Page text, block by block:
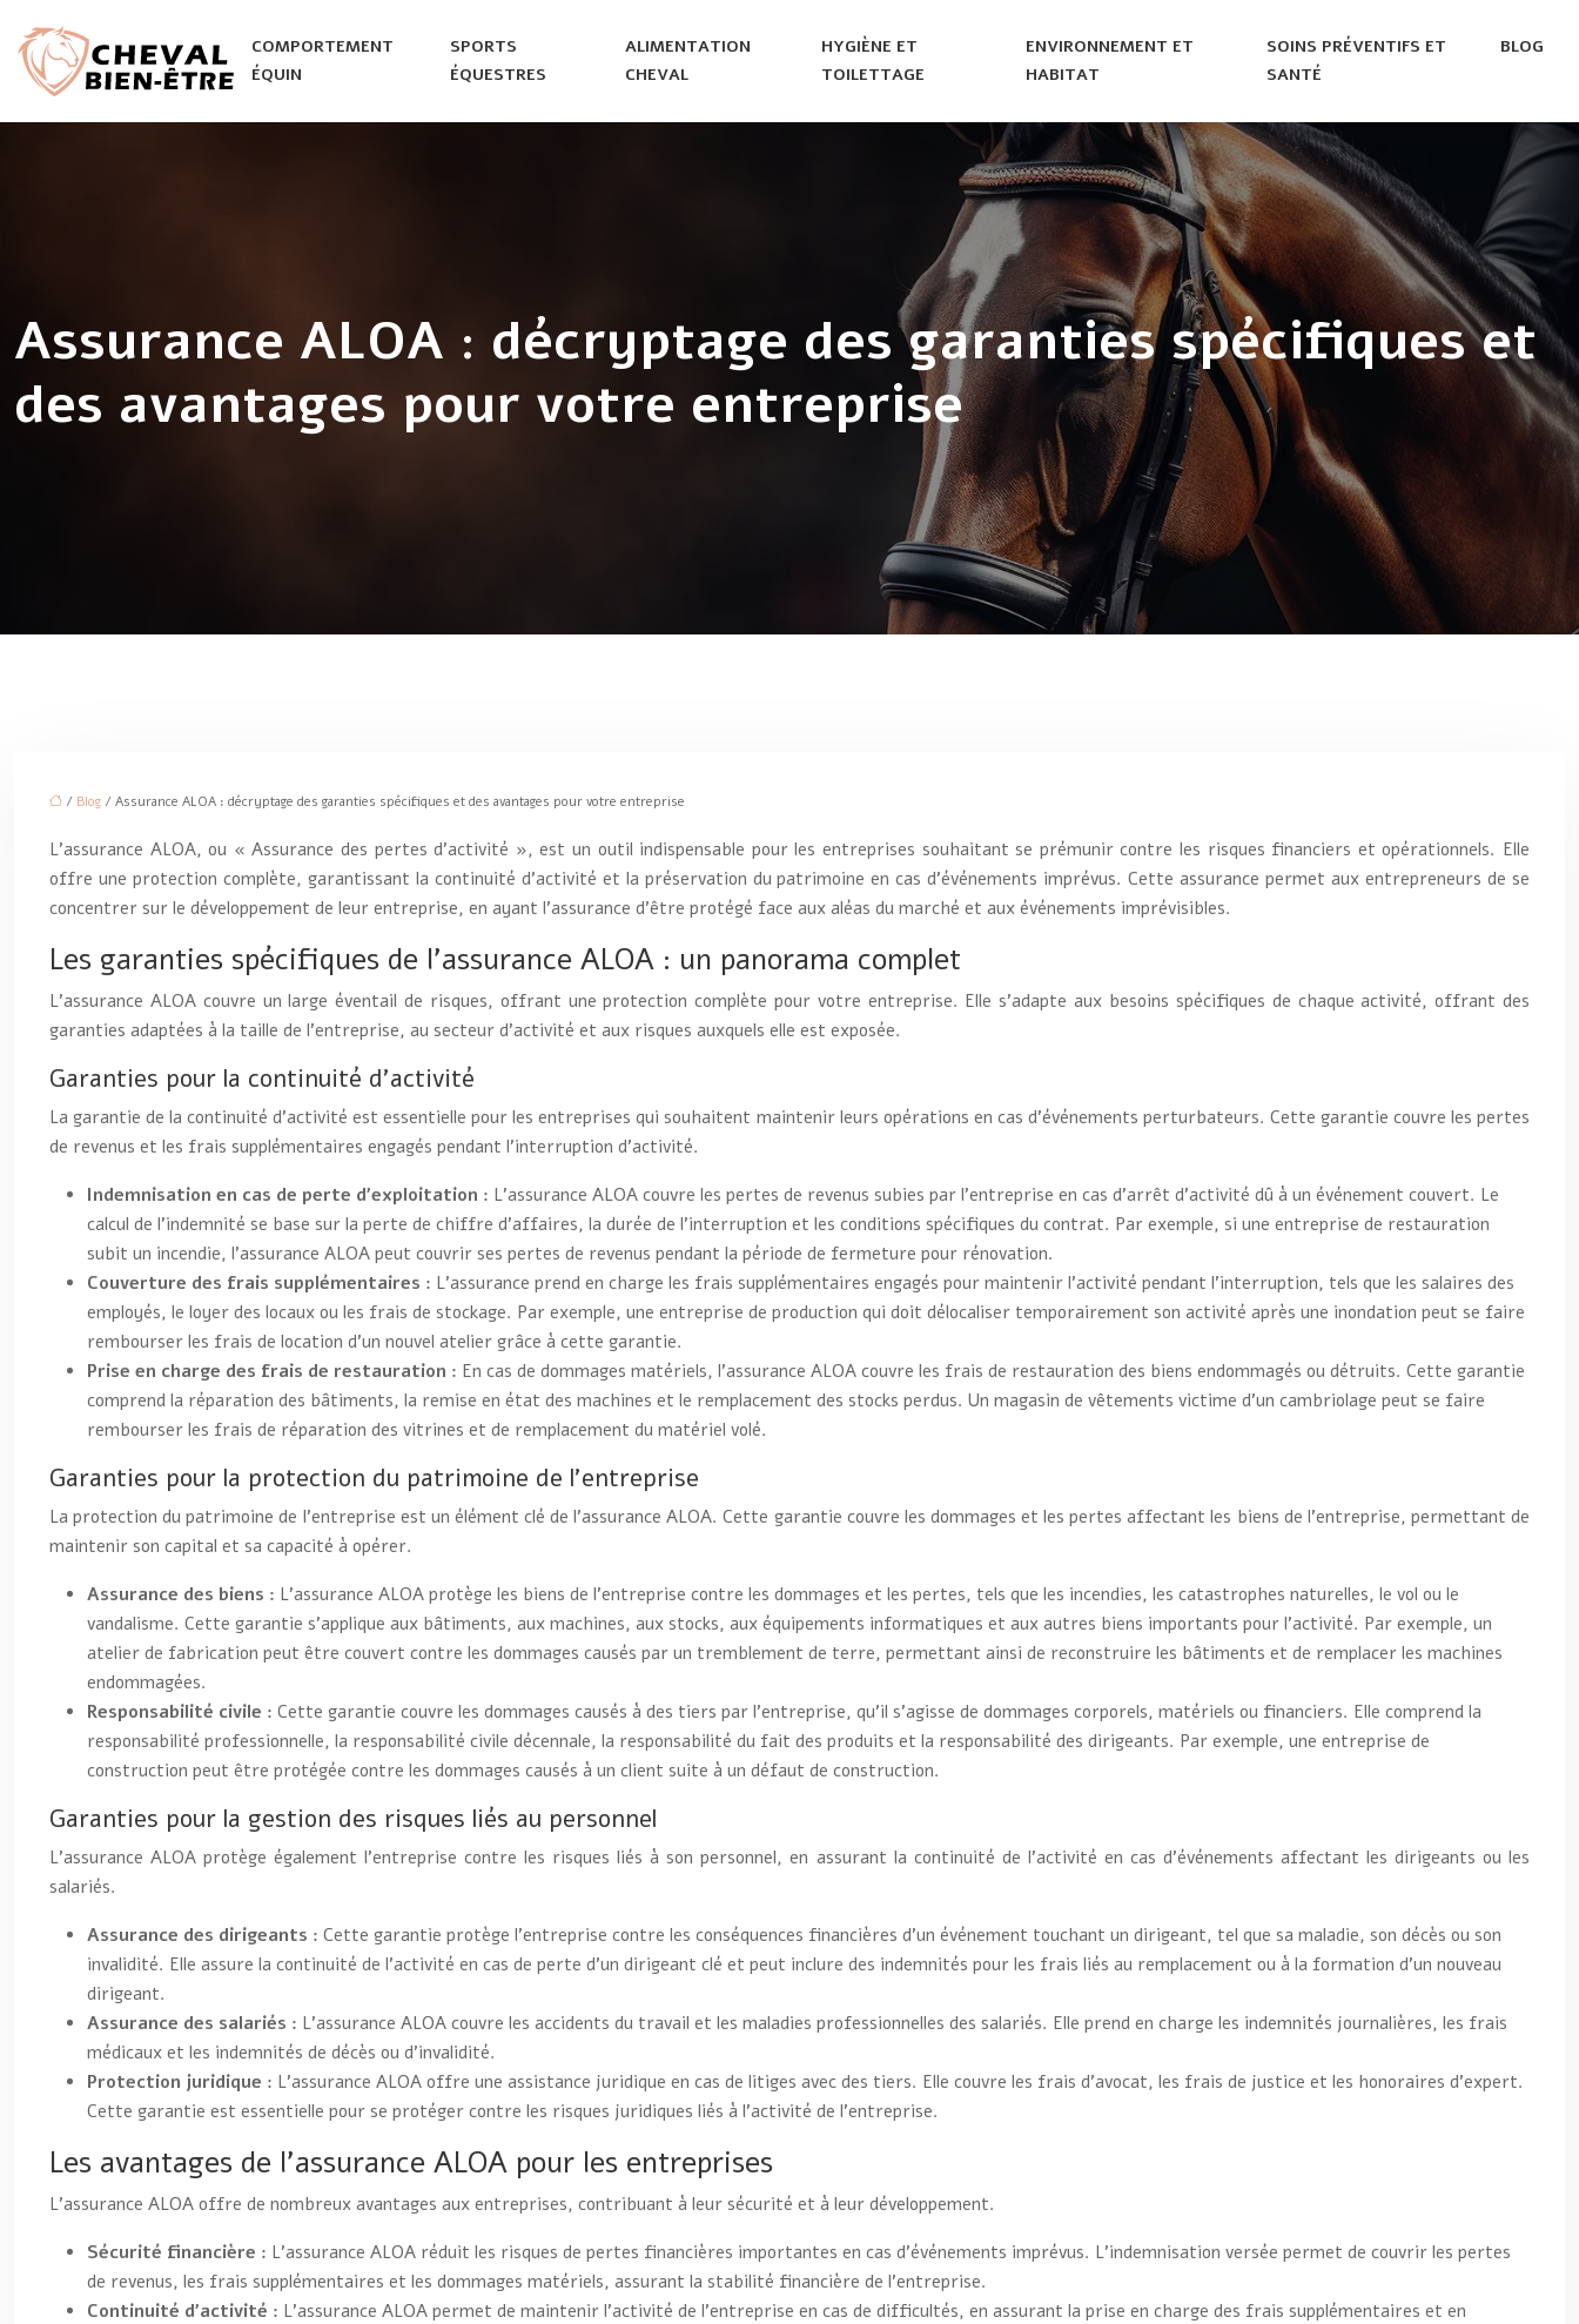
COMPORTEMENT
ÉQUIN
SPORTS
ÉQUESTRES
ALIMENTATION
CHEVAL
HYGIÈNE ET
TOILETTAGE
ENVIRONNEMENT ET
HABITAT
SOINS PRÉVENTIFS ET
SANTÉ
BLOG
Assurance ALOA : décryptage des garanties spécifiques et
des avantages pour votre entreprise
/ Blog / Assurance ALOA : décryptage des garanties spécifiques et des avantages pour votre entreprise
L’assurance ALOA, ou « Assurance des pertes d’activité », est un outil indispensable pour les entreprises souhaitant se prémunir contre les risques financiers et opérationnels. Elle
offre une protection complète, garantissant la continuité d’activité et la préservation du patrimoine en cas d’événements imprévus. Cette assurance permet aux entrepreneurs de se
concentrer sur le développement de leur entreprise, en ayant l’assurance d’être protégé face aux aléas du marché et aux événements imprévisibles.
Les garanties spécifiques de l’assurance ALOA : un panorama complet
L’assurance ALOA couvre un large éventail de risques, offrant une protection complète pour votre entreprise. Elle s’adapte aux besoins spécifiques de chaque activité, offrant des
garanties adaptées à la taille de l’entreprise, au secteur d’activité et aux risques auxquels elle est exposée.
Garanties pour la continuité d’activité
La garantie de la continuité d’activité est essentielle pour les entreprises qui souhaitent maintenir leurs opérations en cas d’événements perturbateurs. Cette garantie couvre les pertes
de revenus et les frais supplémentaires engagés pendant l’interruption d’activité.
Indemnisation en cas de perte d’exploitation : L’assurance ALOA couvre les pertes de revenus subies par l’entreprise en cas d’arrêt d’activité dû à un événement couvert. Le
calcul de l’indemnité se base sur la perte de chiffre d’affaires, la durée de l’interruption et les conditions spécifiques du contrat. Par exemple, si une entreprise de restauration
subit un incendie, l’assurance ALOA peut couvrir ses pertes de revenus pendant la période de fermeture pour rénovation.
Couverture des frais supplémentaires : L’assurance prend en charge les frais supplémentaires engagés pour maintenir l’activité pendant l’interruption, tels que les salaires des
employés, le loyer des locaux ou les frais de stockage. Par exemple, une entreprise de production qui doit délocaliser temporairement son activité après une inondation peut se faire
rembourser les frais de location d’un nouvel atelier grâce à cette garantie.
Prise en charge des frais de restauration : En cas de dommages matériels, l’assurance ALOA couvre les frais de restauration des biens endommagés ou détruits. Cette garantie
comprend la réparation des bâtiments, la remise en état des machines et le remplacement des stocks perdus. Un magasin de vêtements victime d’un cambriolage peut se faire
rembourser les frais de réparation des vitrines et de remplacement du matériel volé.
Garanties pour la protection du patrimoine de l’entreprise
La protection du patrimoine de l’entreprise est un élément clé de l’assurance ALOA. Cette garantie couvre les dommages et les pertes affectant les biens de l’entreprise, permettant de
maintenir son capital et sa capacité à opérer.
Assurance des biens : L’assurance ALOA protège les biens de l’entreprise contre les dommages et les pertes, tels que les incendies, les catastrophes naturelles, le vol ou le
vandalisme. Cette garantie s’applique aux bâtiments, aux machines, aux stocks, aux équipements informatiques et aux autres biens importants pour l’activité. Par exemple, un
atelier de fabrication peut être couvert contre les dommages causés par un tremblement de terre, permettant ainsi de reconstruire les bâtiments et de remplacer les machines
endommagées.
Responsabilité civile : Cette garantie couvre les dommages causés à des tiers par l’entreprise, qu’il s’agisse de dommages corporels, matériels ou financiers. Elle comprend la
responsabilité professionnelle, la responsabilité civile décennale, la responsabilité du fait des produits et la responsabilité des dirigeants. Par exemple, une entreprise de
construction peut être protégée contre les dommages causés à un client suite à un défaut de construction.
Garanties pour la gestion des risques liés au personnel
L’assurance ALOA protège également l’entreprise contre les risques liés à son personnel, en assurant la continuité de l’activité en cas d’événements affectant les dirigeants ou les
salariés.
Assurance des dirigeants : Cette garantie protège l’entreprise contre les conséquences financières d’un événement touchant un dirigeant, tel que sa maladie, son décès ou son
invalidité. Elle assure la continuité de l’activité en cas de perte d’un dirigeant clé et peut inclure des indemnités pour les frais liés au remplacement ou à la formation d’un nouveau
dirigeant.
Assurance des salariés : L’assurance ALOA couvre les accidents du travail et les maladies professionnelles des salariés. Elle prend en charge les indemnités journalières, les frais
médicaux et les indemnités de décès ou d’invalidité.
Protection juridique : L’assurance ALOA offre une assistance juridique en cas de litiges avec des tiers. Elle couvre les frais d’avocat, les frais de justice et les honoraires d’expert.
Cette garantie est essentielle pour se protéger contre les risques juridiques liés à l’activité de l’entreprise.
Les avantages de l’assurance ALOA pour les entreprises
L’assurance ALOA offre de nombreux avantages aux entreprises, contribuant à leur sécurité et à leur développement.
Sécurité financière : L’assurance ALOA réduit les risques de pertes financières importantes en cas d’événements imprévus. L’indemnisation versée permet de couvrir les pertes
de revenus, les frais supplémentaires et les dommages matériels, assurant la stabilité financière de l’entreprise.
Continuité d’activité : L’assurance ALOA permet de maintenir l’activité de l’entreprise en cas de difficultés, en assurant la prise en charge des frais supplémentaires et en